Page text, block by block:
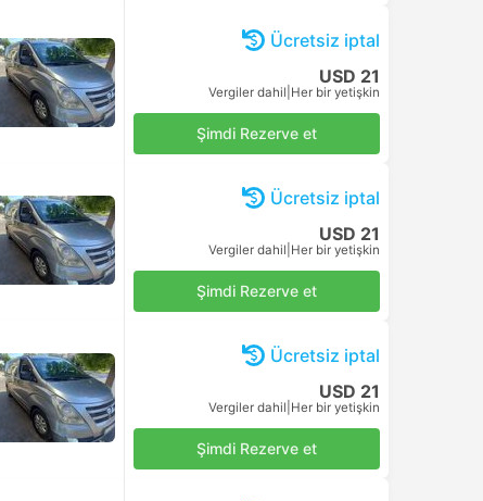
Ücretsiz iptal
USD 21
Vergiler dahil Her bir yetişkin
Şimdi Rezerve et
Ücretsiz iptal
USD 21
Vergiler dahil Her bir yetişkin
Şimdi Rezerve et
Ücretsiz iptal
USD 21
Vergiler dahil Her bir yetişkin
Şimdi Rezerve et